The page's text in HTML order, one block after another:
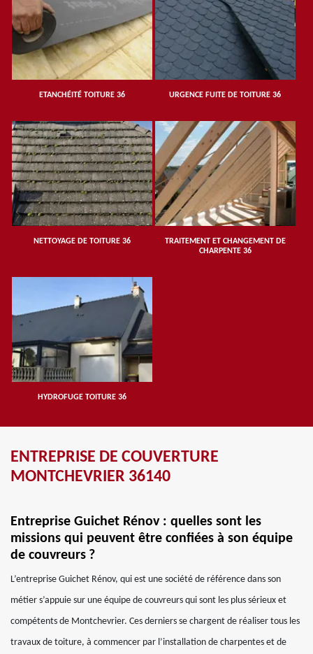
ETANCHÉITÉ TOITURE 36 URGENCE FUITE DE TOITURE 36
NETTOYAGE DE TOITURE 36
TRAITEMENT ET CHANGEMENT DE
CHARPENTE 36
HYDROFUGE TOITURE 36
ENTREPRISE DE COUVERTURE
MONTCHEVRIER 36140
Entreprise Guichet Rénov : quelles sont les
missions qui peuvent être confiées à son équipe
de couvreurs ?
L’entreprise Guichet Rénov, qui est une société de référence dans son
métier s’appuie sur une équipe de couvreurs qui sont les plus sérieux et
compétents de Montchevrier. Ces derniers se chargent de réaliser tous les
travaux de toiture, à commencer par l’installation de charpentes et de